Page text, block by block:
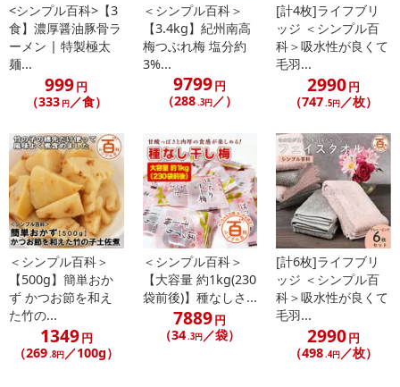
また、[新たな加工食品の原料原産地表示制度]の経過措置期間の終
了により、商品詳細内に記載の原産国・原材料の表記が旧表記の場
合がございます。
あらかじめご了承いただいた上でお申込みください。なお、本理由
によるお申込み後のキャンセル・返品交換は対応いたしかねます。
【お支払いについて】
※お支払い方法は、電話料金合算払い、クレジットカード払い、dポ
イントがご利用いただけます。
【発送・お届け・商品について】
※お申込み頂きました商品の同梱、お届けの日時指定はいたしかね
ます。
※お客様のご都合でお受取りいただけない場合、商品の再発送や返
金はいたしかねます。
また、お届け日時のご指定は、お受けできません。宅配業者からの
不在票にてご対応ください。
※発送予定日は前後する場合がございます。また商品によって発送
<シンプル百科>【3
食】濃厚醤油豚骨ラ
ーメン | 特製極太
麺...
999円
（333 円／食）
＜シンプル百科＞
【3.4kg】紀州南高
梅つぶれ梅 塩分約
3%...
9799円
（288.3円／）
[計4枚]ライフブリ
ッジ ＜シンプル百
科＞吸水性が良くて
毛羽...
2990円
（747.5円／枚）
＜シンプル百科＞
【500g】簡単おか
ず かつお節を和え
た竹の...
1349円
（269.8円 ／100g）
＜シンプル百科＞
【大容量 約1kg(230
袋前後)】種なしさ...
7889円
（34.3円 ／袋）
[計6枚]ライフブリ
ッジ ＜シンプル百
科＞吸水性が良くて
毛羽...
2990円
（498.4円 ／枚）